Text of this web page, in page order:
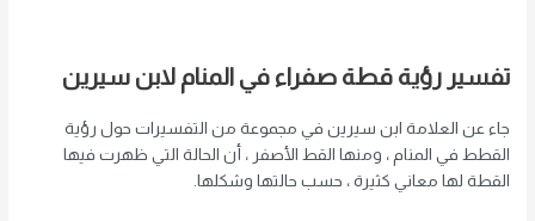
تفسير رؤية قطة صفراء في المنام لابن سيرين
جاء عن العلامة ابن سيرين في مجموعة من التفسيرات حول رؤية
القطط في المنام ، ومنها القط الأصفر ، أن الحالة التي ظهرت فيها
القطة لها معاني كثيرة ، حسب حالتها وشكلها.